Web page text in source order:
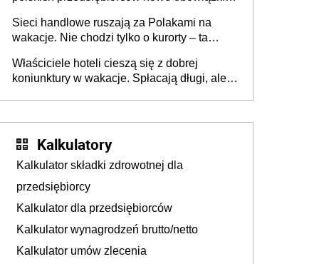
Sieci handlowe ruszają za Polakami na
wakacje. Nie chodzi tylko o kurorty – ta
tam, gdzie wielu spędzi urlop po cichu
Właściciele hoteli cieszą się z dobrej
koniunktury w wakacje. Spłacają długi, ale
Kalkulatory
Kalkulator składki zdrowotnej dla
przedsiębiorcy
Kalkulator dla przedsiębiorców
Kalkulator wynagrodzeń brutto/netto
Kalkulator umów zlecenia